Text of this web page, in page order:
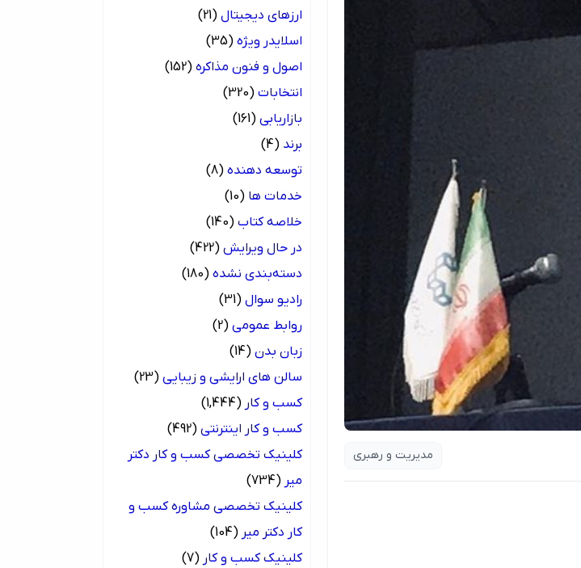
مدیریت و رهبری
ارزهای دیجیتال (21)
اسلایدر ویژه (35)
اصول و فنون مذاکره (152)
انتخابات (320)
بازاریابی (161)
برند (4)
توسعه دهنده (8)
خدمات ها (10)
خلاصه کتاب (140)
در حال ویرایش (422)
دسته‌بندی نشده (180)
رادیو سوال (31)
روابط عمومی (2)
زبان بدن (14)
سالن های ارایشی و زیبایی (23)
کسب و کار (1,444)
کسب و کار اینترنتی (492)
کلینیک تخصصی کسب و کار دکتر
میر (734)
کلینیک تخصصی مشاوره کسب و
کار دکتر میر (104)
کلینیک کسب و کار (7)